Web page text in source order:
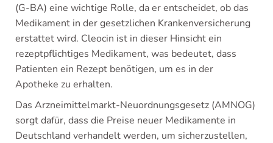
(G-BA) eine wichtige Rolle, da er entscheidet, ob das
Medikament in der gesetzlichen Krankenversicherung
erstattet wird. Cleocin ist in dieser Hinsicht ein
rezeptpflichtiges Medikament, was bedeutet, dass
Patienten ein Rezept benötigen, um es in der
Apotheke zu erhalten.
Das Arzneimittelmarkt-Neuordnungsgesetz (AMNOG)
sorgt dafür, dass die Preise neuer Medikamente in
Deutschland verhandelt werden, um sicherzustellen,